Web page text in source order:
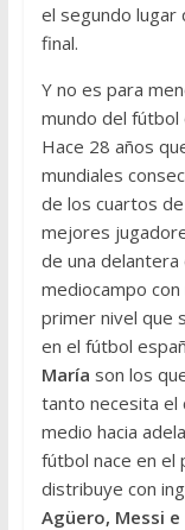
el segundo
final.
Y no es para
mundo del fútbol
Hace 28 años
mundiales
de los cuartos
mejores
de una
mediocampo
primer nivel que
en el fútbol
María son los
tanto necesita el
medio hacia
fútbol nace en el
distribuye con
Agüero, Messi